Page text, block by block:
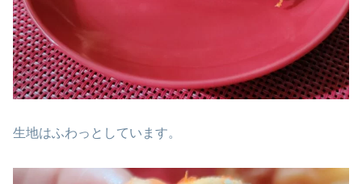
生地はふわっとしています。